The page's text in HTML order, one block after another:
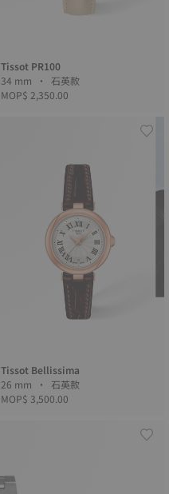
Tissot PR100
34 mm • 石英款
MOP$ 2,350.00
Tissot Bellissima
26 mm • 石英款
MOP$ 3,500.00